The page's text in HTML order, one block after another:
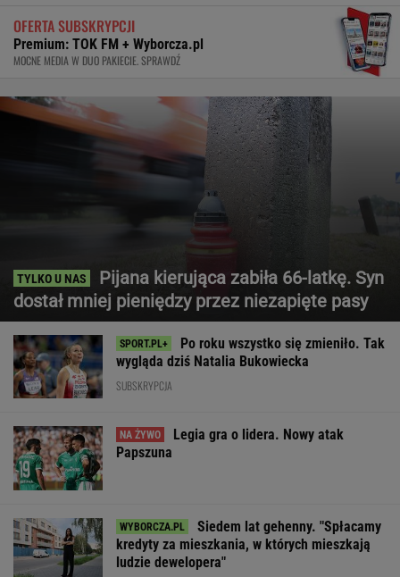
OFERTA SUBSKRYPCJI
Premium: TOK FM + Wyborcza.pl
MOCNE MEDIA W DUO PAKIECIE. SPRAWDŹ
Pijana kierująca zabiła 66-latkę. Syn
dostał mniej pieniędzy przez niezapięte pasy
Po roku wszystko się zmieniło. Tak
wygląda dziś Natalia Bukowiecka
SUBSKRYPCJA
Legia gra o lidera. Nowy atak
Papszuna
Siedem lat gehenny. "Spłacamy
kredyty za mieszkania, w których mieszkają
ludzie dewelopera"